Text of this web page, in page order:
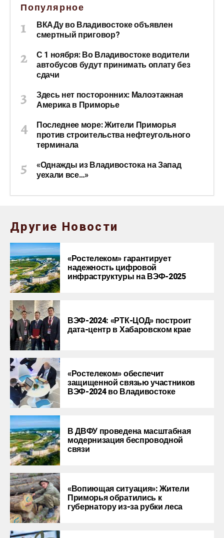
Популярное
ВКАДу во Владивостоке объявлен
смертный приговор?
С 1 ноября: Во Владивостоке водители
автобусов будут принимать оплату без
сдачи
Здесь нет посторонних: Малоэтажная
Америка в Приморье
Последнее море: Жители Приморья
против строительства нефтеугольного
терминала
«Однажды из Владивостока на Запад
уехали все…»
Другие Новости
«Ростелеком» гарантирует
надежность цифровой
инфраструктуры на ВЭФ-2025
ВЭФ-2024: «РТК-ЦОД» построит
дата-центр в Хабаровском крае
«Ростелеком» обеспечит
защищенной связью участников
ВЭФ-2024 во Владивостоке
В ДВФУ проведена масштабная
модернизация беспроводной
связи
«Вопиющая ситуация»: Жители
Приморья обратились к
губернатору из-за рубки леса